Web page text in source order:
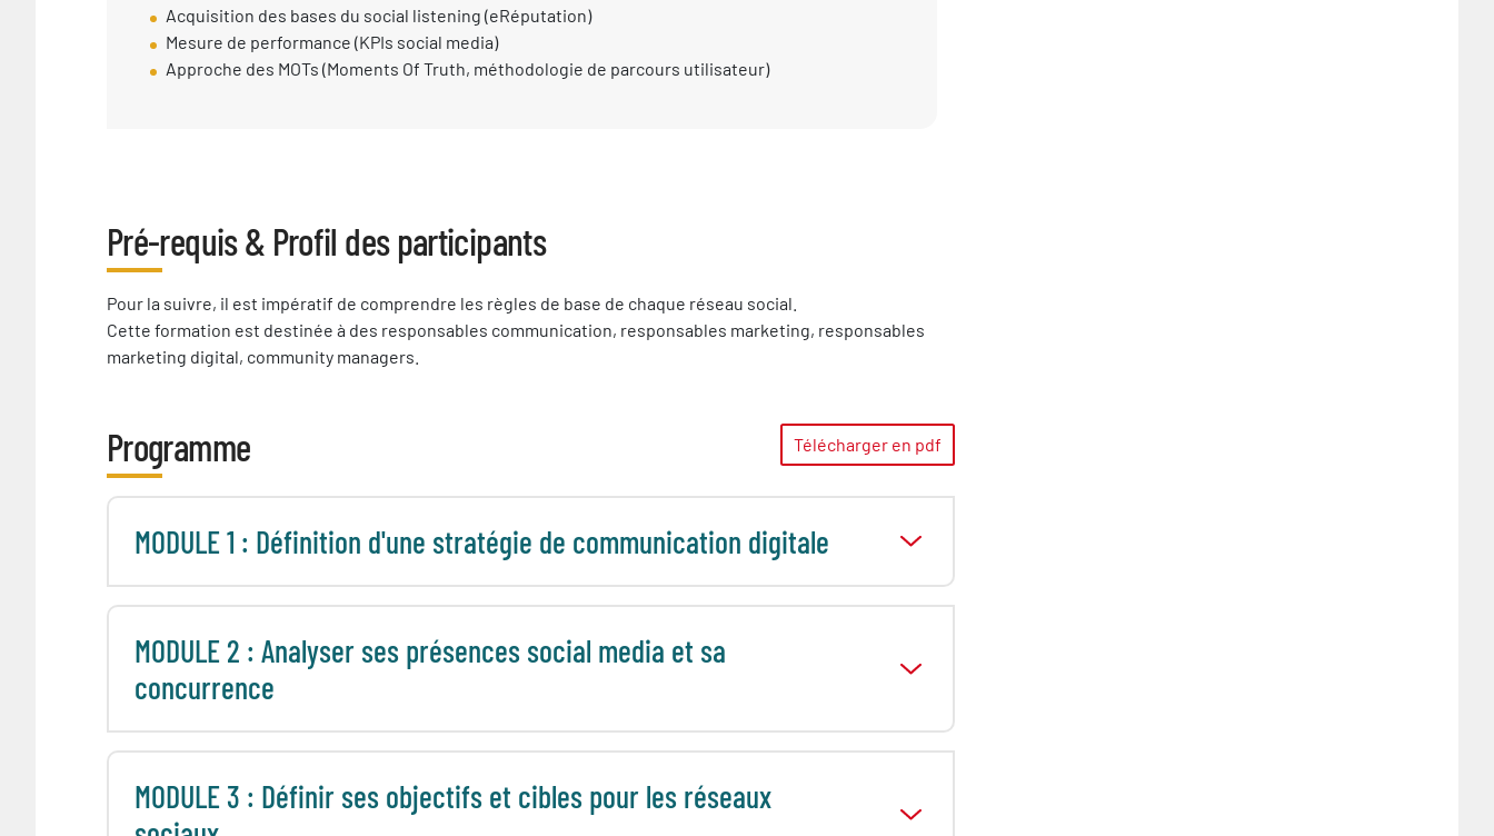
Acquises
Acquisition des bases du social listening (eRéputation)
Mesure de performance (KPIs social media)
Approche des MOTs (Moments Of Truth, méthodologie de parcours utilisateur)
Pré-requis & Profil des participants
Pré-
requis
nécessaire
Pour la suivre, il est impératif de comprendre les règles de base de chaque réseau social.
Cette formation est destinée à des responsables communication, responsables marketing, responsables
marketing digital, community managers.
Programme Télécharger en pdf
MODULE 1 : Définition d'une stratégie de communication digitale
MODULE 2 : Analyser ses présences social media et sa
concurrence
MODULE 3 : Définir ses objectifs et cibles pour les réseaux